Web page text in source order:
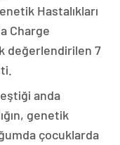
Hastalıkları
Charge
değerlendirilen 7
anda
genetik
çocuklarda